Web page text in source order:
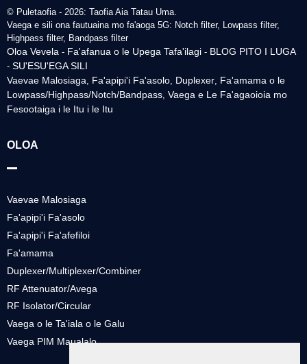
© Puletaofia - 2026: Taofia Aia Tatau Uma.
Vaega e sili ona fautuaina mo fa'aoga 5G: Notch filter, Lowpass filter,
Highpass filter, Bandpass filter
Oloa Vevela - Fa'afanua o le Upega Tafa'ilagi - BLOG PITO I LUGA
-SU'ESU'EGA SILI
Vaevae Malosiaga
Fa'apipi'i Fa'asolo Duplexer Fa'amama o le
Lowpass/Highpass/Notch/Bandpass ,Vaega e Le Fa'agaoioia mo
Fesootaiga i le Itu i le Itu
OLOA
Vaevae Malosiaga
Fa'apipi'i Fa'asolo
Fa'apipi'i Fa'afefiloi
Fa'amama
Duplexer/Multiplexer/Combiner
RF Attenuator/Avega
RF Isolator/Circular
Vaega o le Ta'iala o le Galu
Vaega PIM Maualalo